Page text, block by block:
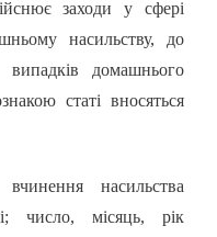
заходи у сфері
насильству, до
домашнього
статі вносяться
насильства
число, місяць, рік